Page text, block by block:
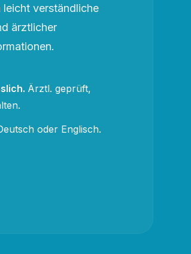
leicht verständliche
ärztlicher
. Ärztl. geprüft,
oder Englisch.